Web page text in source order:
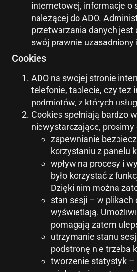
internetowej, informacje o
należącej do ADO.
przetwarzania danych jest
swój prawnie
Cookies
ADO na swojej stronie
telefonie, tablecie, czy też
podmiotów, z których
Cookies spełniają bardzo
niewystarczające, prosimy
zapewnianie
korzystaniu z panelu
wpływ na procesy i
było korzystać z
Dzięki nim można
stan sesji – w plikach
wyświetlają.
pomagają zatem
utrzymanie stanu
podstronę nie trzeba
tworzenie statystyk –